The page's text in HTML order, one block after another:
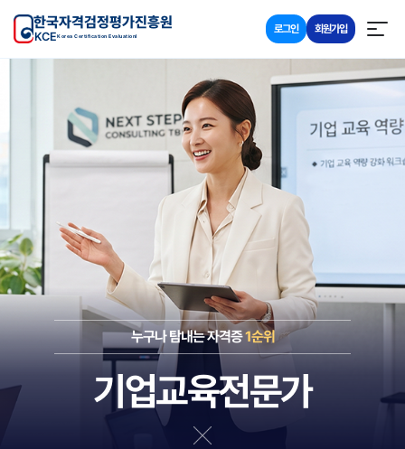
한국자격검정평가진흥원
KCEKorea Certification Evaluationl
로그인 회원가입
누구나 탐내는 자격증1순위
기업교육전문가